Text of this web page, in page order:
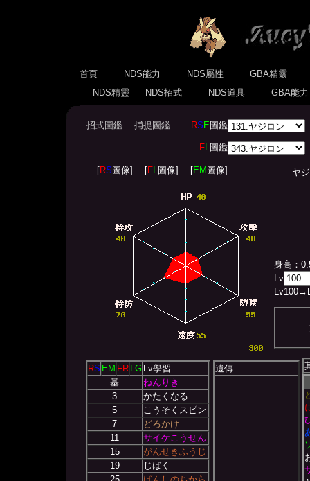
首頁 NDS能力 NDS屬性
GBA精靈
NDS精靈
NDS招式 NDS道具 GBA能
招式圖鑑 捕捉圖鑑 RS E圖鑑
FL圖鑑
[RS 圖像] [FL圖像] [EM 圖像] ヤジ
身高：
Lv
Lv100
RS EM FR LG Lv學習
基
ねんりき
3
かたくなる
5
こうそくスピン
7
どろかけ
11
サイケこうせん
15
がんせきふうじ
19
じばく
遺傳